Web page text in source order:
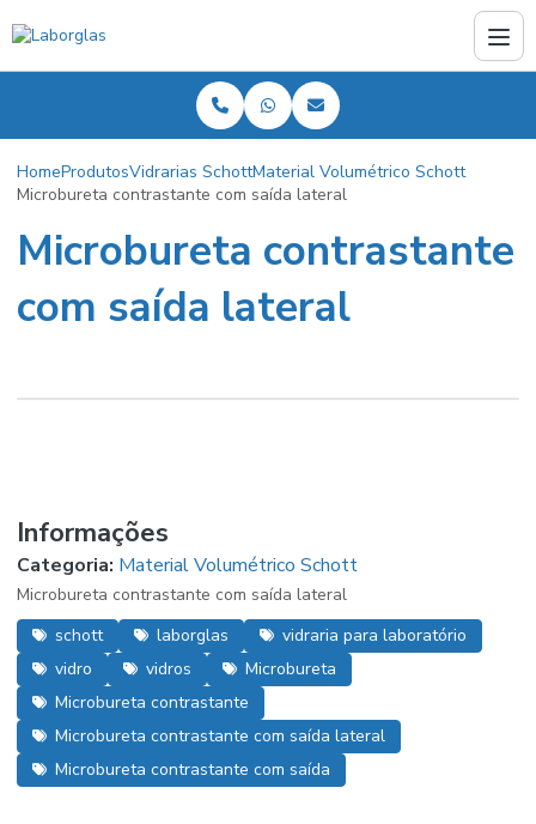
HomeProdutosVidrarias SchottMaterial Volumétrico Schott
Microbureta contrastante com saída lateral
Microbureta contrastante
com saída lateral
Informações
Categoria: Material Volumétrico Schott
Microbureta contrastante com saída lateral
schott
laborglas
vidraria para laboratório
vidro
vidros
Microbureta
Microbureta contrastante
Microbureta contrastante com saída lateral
Microbureta contrastante com saída